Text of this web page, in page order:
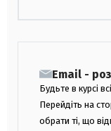
Email -
Будьте в курсі
Перейдіть на
обрати ті, що